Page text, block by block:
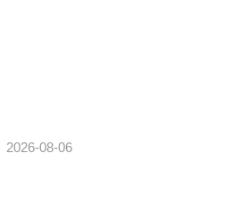
2026-08-06